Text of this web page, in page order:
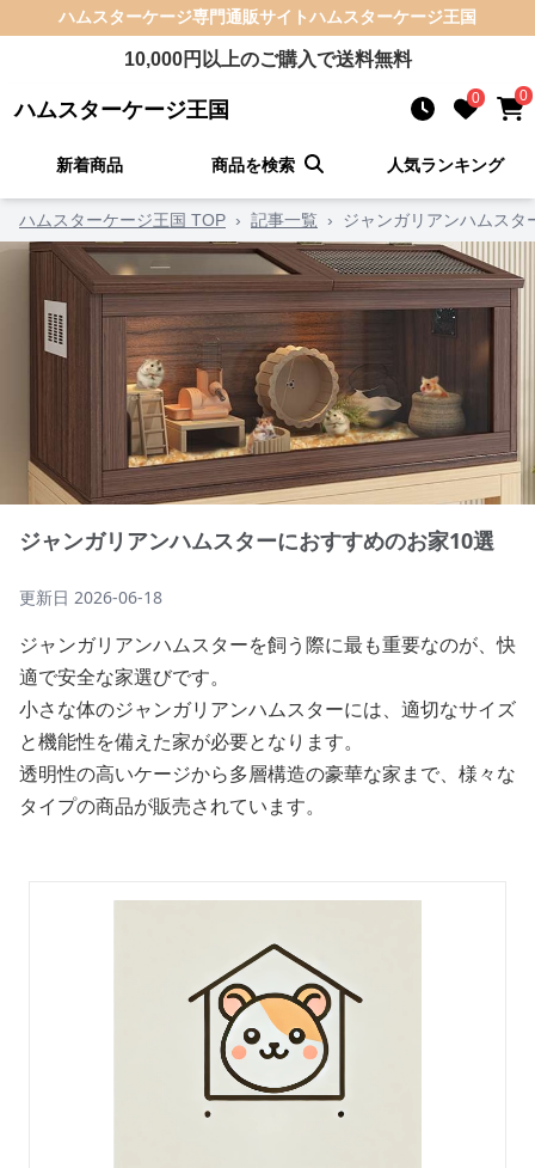
ハムスターケージ専門通販サイトハムスターケージ王国
10,000円以上のご購入で送料無料
ハムスターケージ王国 0 0
新着商品 商品を検索 人気ランキング
ハムスターケージ王国 TOP › 記事一覧 › ジャンガリアンハムスタ
ジャンガリアンハムスターにおすすめのお家10選
更新日 2026-06-18
ジャンガリアンハムスターを飼う際に最も重要なのが、快
適で安全な家選びです。
小さな体のジャンガリアンハムスターには、適切なサイズ
と機能性を備えた家が必要となります。
透明性の高いケージから多層構造の豪華な家まで、様々な
タイプの商品が販売されています。